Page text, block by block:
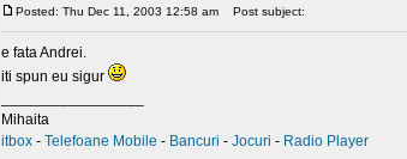
Posted: Thu Dec 11, 2003 12:58 am Post subject:
e fata Andrei.
iti spun eu sigur
Mihaita
itbox - Telefoane Mobile - Bancuri - Jocuri - Radio Player